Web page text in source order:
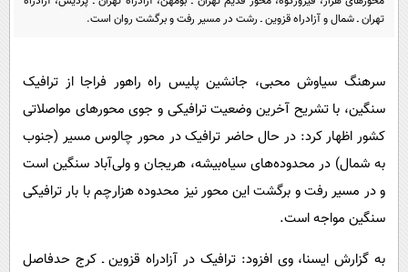
سرگرمی
گوناگون
حوادث
محیط زیست
پیامک
آشپزی
دانلود
تهران ـ شمال و آزادراه قزوین ـ رشت در مسیر رفت و برگشت روان است.
سرهنگ سیاوش محبی، جانشین پلیس راه راهور فراجا از ترافیک
سنگین، با تشریح آخرین وضعیت ترافیکی و جوی محورهای مواصلاتی
کشور اظهار کرد: در حال حاضر ترافیک در محور چالوس مسیر (جنوب
به شمال) در محدوده‌های سیاه‌بیشه، هریجان و ولی‌آباد سنگین است
و در مسیر رفت و برگشت این محور نیز محدوده هزارچم با بار ترافیکی
سنگین مواجه است.
به گزارش ایسنا، وی افزود: ترافیک در آزادراه قزوین ـ کرج حدفاصل